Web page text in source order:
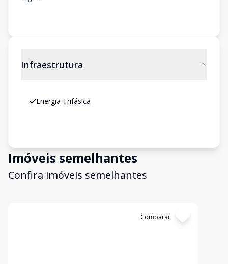
Infraestrutura
Energia Trifásica
Imóveis semelhantes
Confira imóveis semelhantes
Comparar